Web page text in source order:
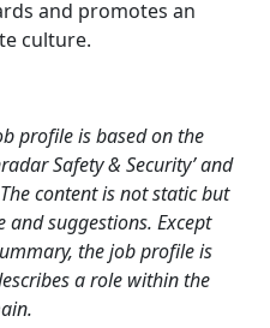
and promotes an
culture.
profile is based on the
Safety & Security’ and
content is not static but
suggestions. Except
the job profile is
a role within the